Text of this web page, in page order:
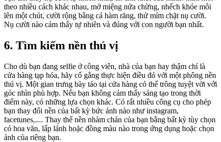
theo nhiều cách khác nhau, mở miệng nửa chừng, nhếch khóe môi
lên một chút, cười rộng bằng cả hàm răng, thử mím chặt nụ cười.
Nụ cười nào cảm thấy tự nhiên và đúng với con người bạn nhất.
6. Tìm kiếm nền thú vị
Cho dù bạn đang selfie ở công viên, nhà của bạn hay thậm chí là
cửa hàng tạp hóa, hãy cố gắng thực hiện điều đó với một phông nền
thú vị. Một gian trưng bày táo tại cửa hàng có thể trông tuyệt vời với
góc nhìn phù hợp. Nếu bạn không cảm thấy sáng tạo trong thời
điểm này, có những lựa chọn khác. Có rất nhiều công cụ cho phép
bạn thay đổi nền của bất kỳ bức ảnh nào như instagram,
facetunes,.... Thay thế nền nhàm chán của bạn bằng bất kỳ tùy chọn
có hoa văn, lấp lánh hoặc đồng màu nào trong ứng dụng hoặc chọn
ảnh của riêng bạn.